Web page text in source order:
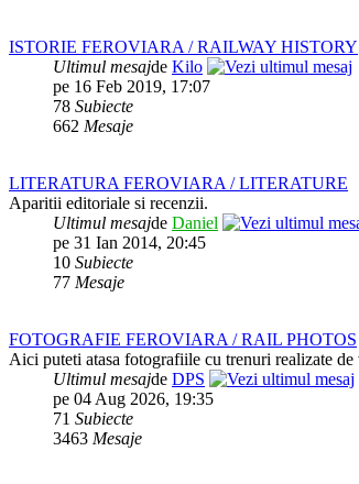
ISTORIE FEROVIARA / RAILWAY HISTORY
Ultimul mesajde Kilo
pe 16 Feb 2019, 17:07
78 Subiecte
662 Mesaje
LITERATURA FEROVIARA / LITERATURE
Aparitii editoriale si recenzii.
Ultimul mesajde Daniel
pe 31 Ian 2014, 20:45
10 Subiecte
77 Mesaje
FOTOGRAFIE FEROVIARA / RAIL PHOTOS
Aici puteti atasa fotografiile cu trenuri realizate de
Ultimul mesajde DPS
pe 04 Aug 2026, 19:35
71 Subiecte
3463 Mesaje